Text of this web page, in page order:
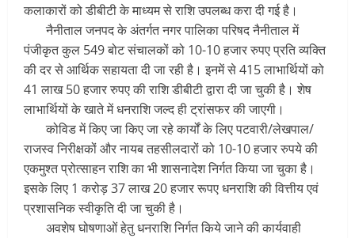
कलाकारों को डीबीटी के माध्यम से राशि उपलब्ध करा दी गई है।
नैनीताल जनपद के अंतर्गत नगर पालिका परिषद नैनीताल में
पंजीकृत कुल 549 बोट संचालकों को 10-10 हजार रुपए प्रति व्यक्ति
की दर से आर्थिक सहायता दी जा रही है। इनमें से 415 लाभार्थियों को
41 लाख 50 हजार रुपए की राशि डीबीटी द्वारा दी जा चुकी है। शेष
लाभार्थियों के खाते में धनराशि जल्द ही ट्रांसफर की जाएगी।
कोविड में किए जा किए जा रहे कार्यों के लिए पटवारी/लेखपाल/
राजस्व निरीक्षकों और नायब तहसीलदारों को 10-10 हजार रुपये की
एकमुश्त प्रोत्साहन राशि का भी शासनादेश निर्गत किया जा चुका है।
इसके लिए 1 करोड़ 37 लाख 20 हजार रूपए धनराशि की वित्तीय एवं
प्रशासनिक स्वीकृति दी जा चुकी है।
अवशेष घोषणाओं हेतु धनराशि निर्गत किये जाने की कार्यवाही